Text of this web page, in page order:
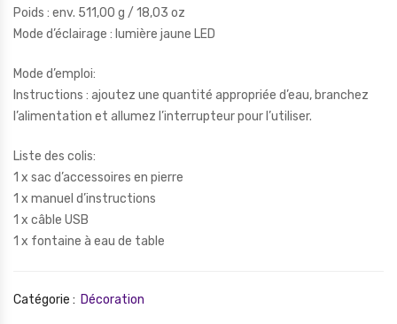
Poids : env. 511,00 g / 18,03 oz
Mode d’éclairage : lumière jaune LED
Mode d’emploi:
Instructions : ajoutez une quantité appropriée d’eau, branchez
l’alimentation et allumez l’interrupteur pour l’utiliser.
Liste des colis:
1 x sac d’accessoires en pierre
1 x manuel d’instructions
1 x câble USB
1 x fontaine à eau de table
Catégorie : Décoration